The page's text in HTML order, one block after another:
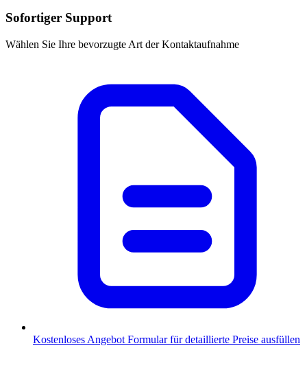
Sofortiger Support
Wählen Sie Ihre bevorzugte Art der Kontaktaufnahme
Kostenloses Angebot Formular für detaillierte Preise ausfüllen